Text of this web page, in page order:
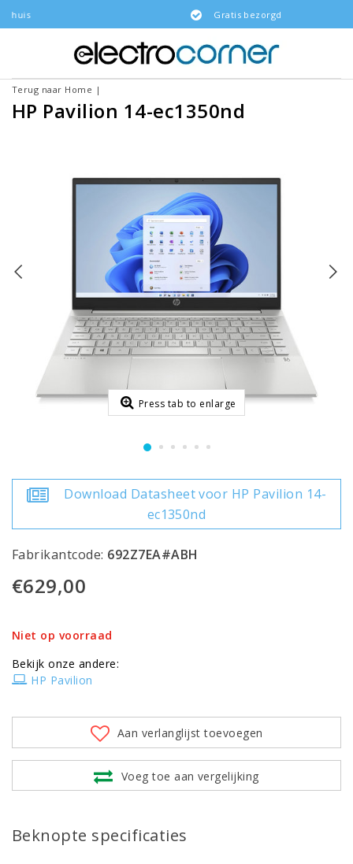
Gratis bezorgd
Terug naar Home |
HP Pavilion 14-ec1350nd
Press tab to enlarge
Download Datasheet voor HP Pavilion 14-
ec1350nd
Fabrikantcode: 692Z7EA#ABH
€629,00
Niet op voorraad
Bekijk onze andere:
HP Pavilion
Aan verlanglijst toevoegen
Voeg toe aan vergelijking
Beknopte specificaties